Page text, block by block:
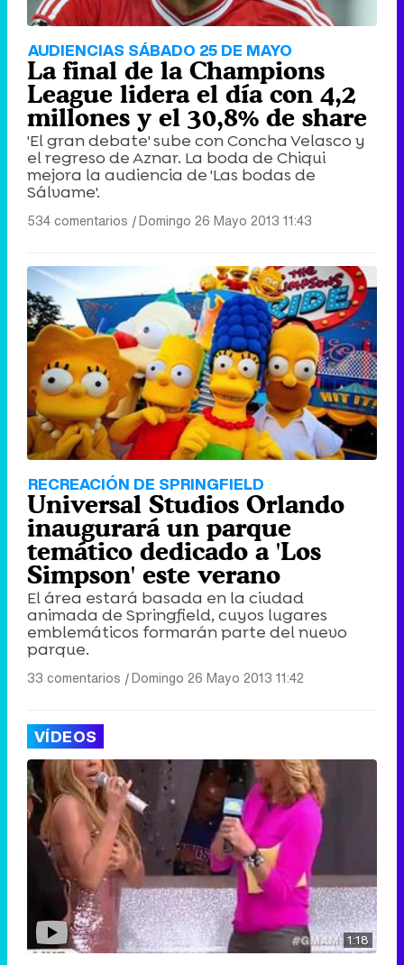
AUDIENCIAS SÁBADO 25 DE MAYO
La final de la Champions
League lidera el día con 4,2
millones y el 30,8% de share
'El gran debate' sube con Concha Velasco y
el regreso de Aznar. La boda de Chiqui
mejora la audiencia de 'Las bodas de
Sálvame'.
534 comentarios |Domingo 26 Mayo 2013 11:43
RECREACIÓN DE SPRINGFIELD
Universal Studios Orlando
inaugurará un parque
temático dedicado a 'Los
Simpson' este verano
El área estará basada en la ciudad
animada de Springfield, cuyos lugares
emblemáticos formarán parte del nuevo
parque.
33 comentarios |Domingo 26 Mayo 2013 11:42
VÍDEOS
1:18